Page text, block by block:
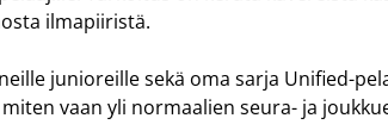
ilmapiiristä.
junioreille sekä oma sarja Unified-
vaan yli normaalien seura- ja